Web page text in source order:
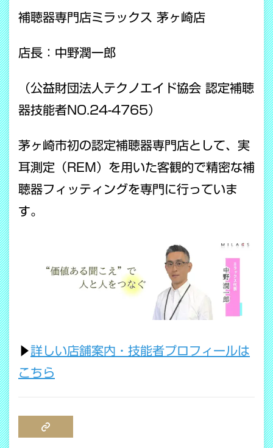
補聴器専門店ミラックス 茅ヶ崎店
店長：中野潤一郎
（公益財団法人テクノエイド協会 認定補聴
器技能者NO.24-4765）
茅ヶ崎市初の認定補聴器専門店として、実
耳測定（REM）を用いた客観的で精密な補
聴器フィッティングを専門に行っていま
す。
▶詳しい店舗案内・技能者プロフィールは
こちら